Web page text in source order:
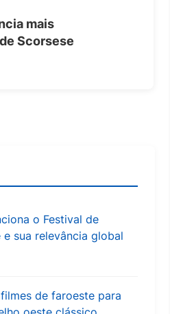
mais
Scorsese
o Festival de
e sua relevância global
de faroeste para